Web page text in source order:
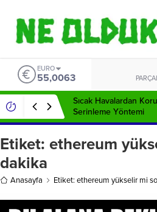
EURO
55,0063
Sıcak Havalardan
Serinleme Yöntemi
Etiket: ethereum
dakika
Anasayfa Etiket: ethereum yükselir mi